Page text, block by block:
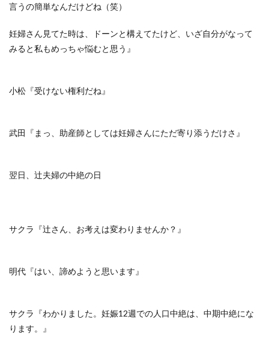
言うの簡単なんだけどね（笑）
妊婦さん見てた時は、ドーンと構えてたけど、いざ自分がなって
みると私もめっちゃ悩むと思う』
小松『受けない権利だね』
武田『まっ、助産師としては妊婦さんにただ寄り添うだけさ』
翌日、辻夫婦の中絶の日
サクラ『辻さん、お考えは変わりませんか？』
明代『はい、諦めようと思います』
サクラ『わかりました。妊娠12週での人口中絶は、中期中絶にな
ります。』